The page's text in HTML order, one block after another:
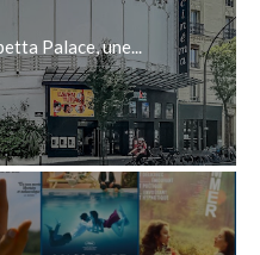
Palace, une...